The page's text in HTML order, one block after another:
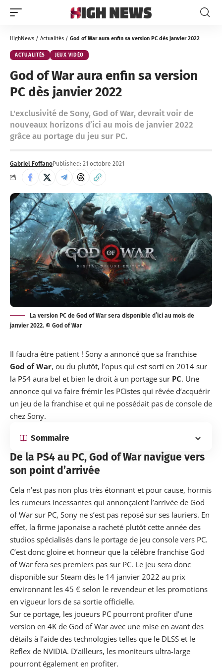
HighNews / Actualités / God of War aura enfin sa version PC dès janvier 2022
ACTUALITÉS JEUX VIDÉO
God of War aura enfin sa version
PC dès janvier 2022
L'exclusivité de Sony, God of War, devrait voir de
nouveaux horizons d’ici au mois de janvier 2022
grâce au portage du jeu sur PC.
Gabriel FoffanoPublished: 21 octobre 2021
La version PC de God of War sera disponible d’ici au mois de
janvier 2022. © God of War
Il faudra être patient ! Sony a annoncé que sa franchise
God of War, ou du plutôt, l’opus qui est sorti en 2014 sur
la PS4 aura bel et bien le droit à un portage sur PC. Une
annonce qui va faire frémir les PCistes qui rêvée d’acquérir
un jeu de la franchise et qui ne possédait pas de console de
chez Sony.
Sommaire
De la PS4 au PC, God of War navigue vers
son point d’arrivée
Cela n’est pas non plus très étonnant et pour cause, hormis
les rumeurs incessantes qui annonçaient l’arrivée de God
of War sur PC, Sony ne s’est pas reposé sur ses lauriers. En
effet, la firme japonaise a racheté plutôt cette année des
studios spécialisés dans le portage de jeu console vers PC.
C’est donc gloire et honneur que la célèbre franchise God
of War fera ses premiers pas sur PC. Le jeu sera donc
disponible sur Steam dès le 14 janvier 2022 au prix
environnant les 45 € selon le revendeur et les promotions
en vigueur lors de sa sortie officielle.
Sur ce portage, les joueurs PC pourront profiter d’une
version en 4K de God of War avec une mise en avant des
détails à l’aide des technologies telles que le DLSS et le
Reflex de NVIDIA. D’ailleurs, les moniteurs ultra-large
pourront également en profiter.